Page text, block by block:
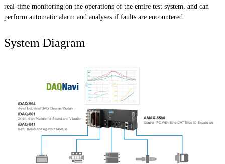
real-time monitoring on the operations of the entire test system, and can
perform automatic alarm and analyses if faults are encountered.
System Diagram